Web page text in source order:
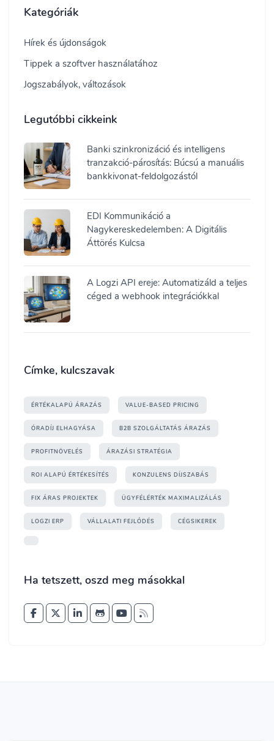
Kategóriák
Hírek és újdonságok
Tippek a szoftver használatához
Jogszabályok, változások
Legutóbbi cikkeink
Banki szinkronizáció és intelligens
tranzakció-párosítás: Búcsú a manuális
bankkivonat-feldolgozástól
EDI Kommunikáció a
Nagykereskedelemben: A Digitális
Áttörés Kulcsa
A Logzi API ereje: Automatizáld a teljes
céged a webhook integrációkkal
Címke, kulcszavak
ÉRTÉKALAPÚ ÁRAZÁS VALUE-BASED PRICING
ÓRADÍJ ELHAGYÁSA B2B SZOLGÁLTATÁS ÁRAZÁS
PROFITNÖVELÉS ÁRAZÁSI STRATÉGIA
ROI ALAPÚ ÉRTÉKESÍTÉS KONZULENS DÍJSZABÁS
FIX ÁRAS PROJEKTEK ÜGYFÉLÉRTÉK MAXIMALIZÁLÁS
LOGZI ERP VÁLLALATI FEJLŐDÉS CÉGSIKEREK
Ha tetszett, oszd meg másokkal